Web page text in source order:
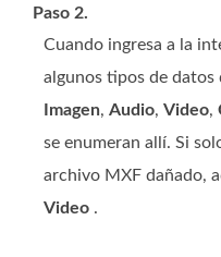
Paso 2.
Cuando ingresa a la
algunos tipos de
Imagen, Audio, Video,
se enumeran allí. Si
archivo MXF dañado,
Video .